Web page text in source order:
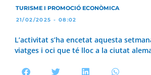
TURISME I PROMOCIÓ ECONÒMICA
21/02/2025 - 08:02
L’activitat s’ha encetat aquesta
viatges i oci que té lloc a la ciutat